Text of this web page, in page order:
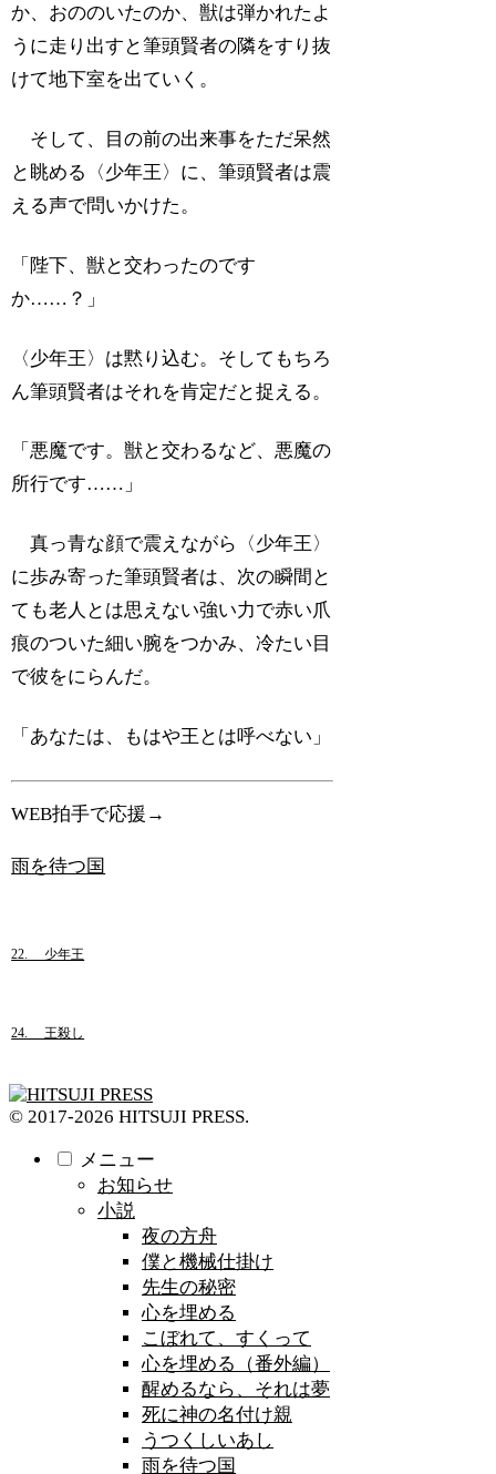
か、おののいたのか、獣は弾かれたよ
うに走り出すと筆頭賢者の隣をすり抜
けて地下室を出ていく。
そして、目の前の出来事をただ呆然
と眺める〈少年王〉に、筆頭賢者は震
える声で問いかけた。
「陛下、獣と交わったのです
か……？」
〈少年王〉は黙り込む。そしてもちろ
ん筆頭賢者はそれを肯定だと捉える。
「悪魔です。獣と交わるなど、悪魔の
所行です……」
真っ青な顔で震えながら〈少年王〉
に歩み寄った筆頭賢者は、次の瞬間と
ても老人とは思えない強い力で赤い爪
痕のついた細い腕をつかみ、冷たい目
で彼をにらんだ。
「あなたは、もはや王とは呼べない」
WEB拍手で応援→
雨を待つ国
22. 少年王
24. 王殺し
© 2017-2026 HITSUJI PRESS.
メニュー
お知らせ
小説
夜の方舟
僕と機械仕掛け
先生の秘密
心を埋める
こぼれて、すくって
心を埋める（番外編）
醒めるなら、それは夢
死に神の名付け親
うつくしいあし
雨を待つ国